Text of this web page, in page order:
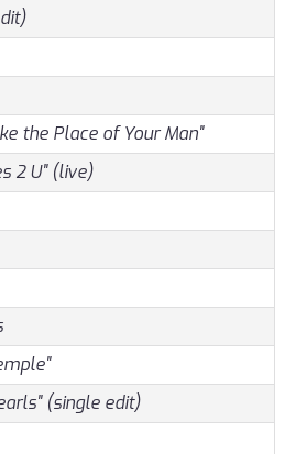
the Place of Your Man"
2 U" (live)
(single edit)